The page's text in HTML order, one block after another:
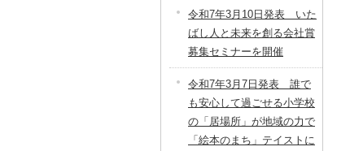
令和7年3月10日発表 いた
ばし人と未来を創る会社賞
募集セミナーを開催
令和7年3月7日発表 誰で
も安心して過ごせる小学校
の「居場所」が地域の力で
「絵本のまち」テイストに